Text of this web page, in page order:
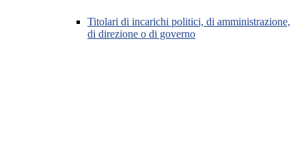
Titolari di incarichi politici, di amministrazione,
di direzione o di governo